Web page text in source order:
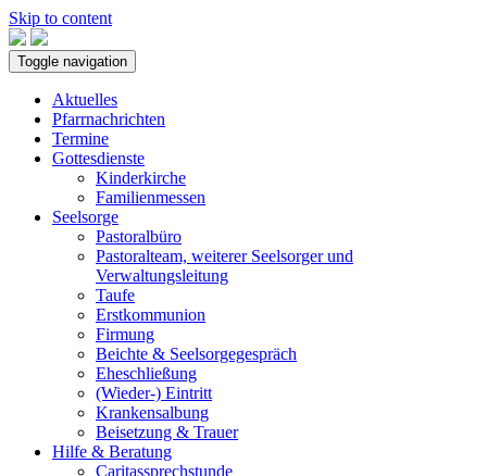
Skip to content
Toggle navigation
Aktuelles
Pfarrnachrichten
Termine
Gottesdienste
Kinderkirche
Familienmessen
Seelsorge
Pastoralbüro
Pastoralteam, weiterer Seelsorger und
Verwaltungsleitung
Taufe
Erstkommunion
Firmung
Beichte & Seelsorgegespräch
Eheschließung
(Wieder-) Eintritt
Krankensalbung
Beisetzung & Trauer
Hilfe & Beratung
Caritassprechstunde